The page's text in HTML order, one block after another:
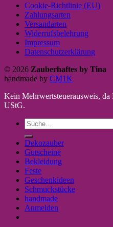
Cookie-Richtlinie (EU)
Zahlungsarten
Versandarten
Widerrufsbelehrung
Impressum
Datenschutzerklärung
© 2026 Zauberhaftes by Tina
handmade by CM1K
Kein Mehrwertsteuerausweis,
UStG.
Suche
nach:
Dekozauber
Gutscheine
Bekleidung
Feste
Geschenkideen
Schmuckstücke
handmade
Anmelden